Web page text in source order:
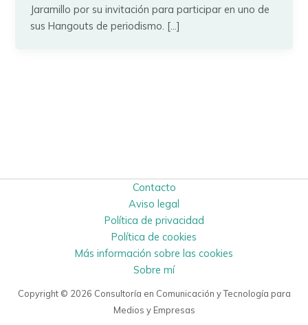
Jaramillo por su invitación para participar en uno de
sus Hangouts de periodismo. […]
Contacto
Aviso legal
Política de privacidad
Política de cookies
Más información sobre las cookies
Sobre mí
Copyright © 2026 Consultoría en Comunicación y Tecnología para
Medios y Empresas